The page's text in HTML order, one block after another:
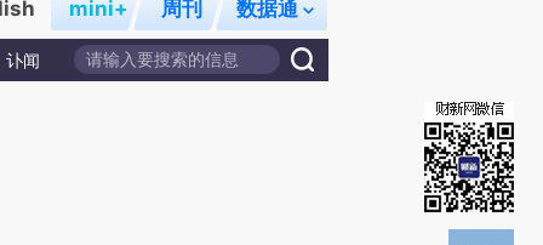
mini+ 周刊 数据通
讣闻